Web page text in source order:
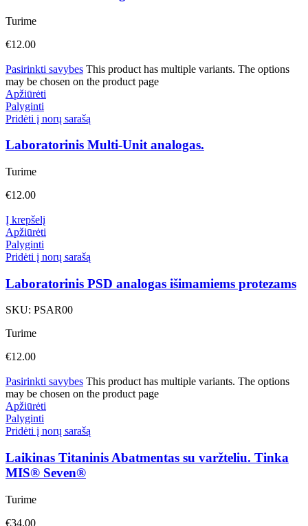
Turime
€12.00
Pasirinkti savybes This product has multiple variants. The options
may be chosen on the product page
Apžiūrėti
Palyginti
Pridėti į norų sarašą
Laboratorinis Multi-Unit analogas.
Turime
€12.00
Į krepšelį
Apžiūrėti
Palyginti
Pridėti į norų sarašą
Laboratorinis PSD analogas išimamiems protezams
SKU: PSAR00
Turime
€12.00
Pasirinkti savybes This product has multiple variants. The options
may be chosen on the product page
Apžiūrėti
Palyginti
Pridėti į norų sarašą
Laikinas Titaninis Abatmentas su varžteliu. Tinka
MIS® Seven®
Turime
€34.00